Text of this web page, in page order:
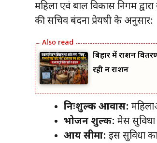
महिला एवं बाल विकास निगम
की सचिव बंदना प्रेयषी के अनुसार:
बिहार में राशन
रही न राशन
निःशुल्क आवास:
भोजन शुल्क: मेस
आय सीमा: इस सुविधा